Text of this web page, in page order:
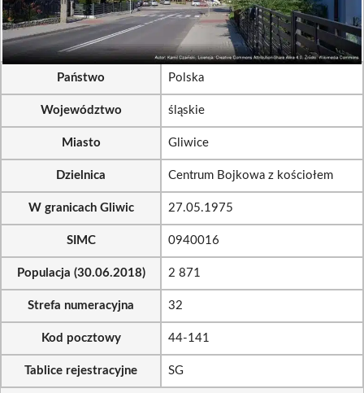
Państwo Polska
Województwo śląskie
Miasto Gliwice
Dzielnica Centrum Bojkowa z kościołem
W granicach Gliwic 27.05.1975
SIMC 0940016
Populacja (30.06.2018) 2 871
Strefa numeracyjna 32
Kod pocztowy 44-141
Tablice rejestracyjne SG